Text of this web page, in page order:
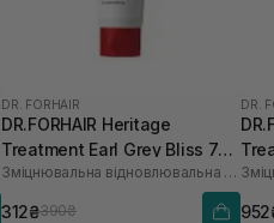
DR. FORHAIR
DR.FORHAIR Heritage
Treatment Earl Grey Bliss 70
мл
Зміцнювальна відновлювальна маска-кондиціонер для шкіри голови та волосся
312₴390₴
DR.
мл